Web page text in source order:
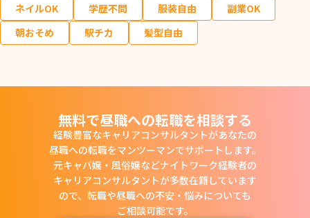
ネイルOK 学歴不問 服装自由
副業OK
朝おそめ
駅チカ 髪型自由
無料で昼職への転職を相談する
経験豊富なキャリアコンサルタントがあなたの
昼職への転職をマンツーマンでサポートします。
元キャバ嬢・風俗嬢などナイトワーク経験者の
キャリアコンサルタントが多数在籍しています
ので、 転職や昼職への不安・悩みについても
ご相談可能です。